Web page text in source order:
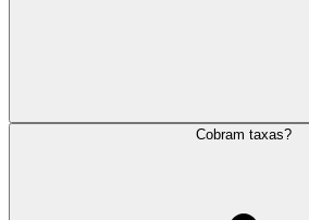
Cobram taxas?